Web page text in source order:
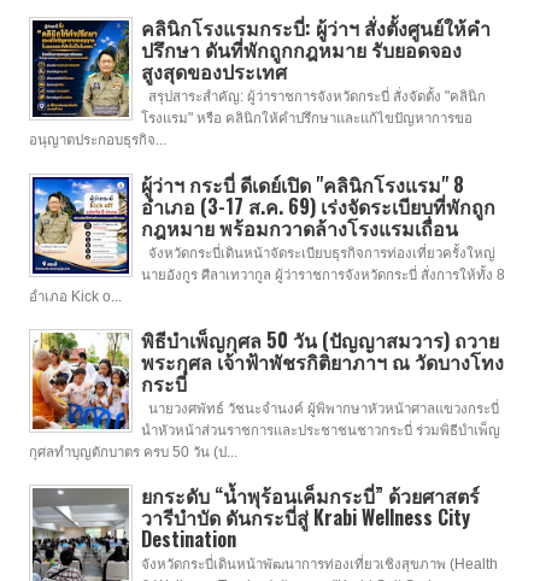
คลินิกโรงแรมกระบี่: ผู้ว่าฯ สั่งตั้งศูนย์ให้คำ
ปรึกษา ดันที่พักถูกกฎหมาย รับยอดจอง
สูงสุดของประเทศ
สรุปสาระสำคัญ: ผู้ว่าราชการจังหวัดกระบี่ สั่งจัดตั้ง "คลินิก
โรงแรม" หรือ คลินิกให้คำปรึกษาและแก้ไขปัญหาการขอ
อนุญาตประกอบธุรกิจ...
ผู้ว่าฯ กระบี่ ดีเดย์เปิด "คลินิกโรงแรม" 8
อำเภอ (3-17 ส.ค. 69) เร่งจัดระเบียบที่พักถูก
กฎหมาย พร้อมกวาดล้างโรงแรมเถื่อน
จังหวัดกระบี่เดินหน้าจัดระเบียบธุรกิจการท่องเที่ยวครั้งใหญ่
นายอังกูร ศีลาเทวากูล ผู้ว่าราชการจังหวัดกระบี่ สั่งการให้ทั้ง 8
อำเภอ Kick o...
พิธีบำเพ็ญกุศล 50 วัน (ปัญญาสมวาร) ถวาย
พระกุศล เจ้าฟ้าพัชรกิติยาภาฯ ณ วัดบางโทง
กระบี่
นายวงศพัทธ์ วัชนะจำนงค์ ผู้พิพากษาหัวหน้าศาลแขวงกระบี่
นำหัวหน้าส่วนราชการและประชาชนชาวกระบี่ ร่วมพิธีบำเพ็ญ
กุศลทำบุญตักบาตร ครบ 50 วัน (ป...
ยกระดับ “น้ำพุร้อนเค็มกระบี่” ด้วยศาสตร์
วารีบำบัด ดันกระบี่สู่ Krabi Wellness City
Destination
จังหวัดกระบี่เดินหน้าพัฒนาการท่องเที่ยวเชิงสุขภาพ (Health